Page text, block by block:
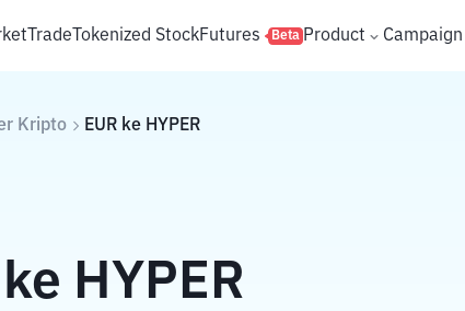
TradeTokenized StockFutures Beta Product Campaign
Kripto EUR ke HYPER
ke HYPER